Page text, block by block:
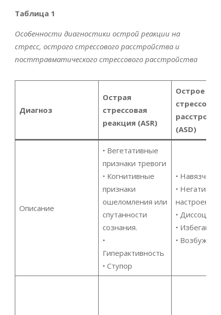
Таблица 1
Особенности диагностики острой реакции на
стресс, острого стрессового расстройства и
посттравматического стрессового расстройства
Диагноз
Острая
стрессовая
реакция (ASR)
Острое
стрессовое
(АSD)
Описание
• Вегетативные
признаки тревоги
• Когнитивные
признаки
ошеломления или
спутанности
сознания.
•
Гиперактивность
• Ступор
•
•
настроение
•
• Избегание
•